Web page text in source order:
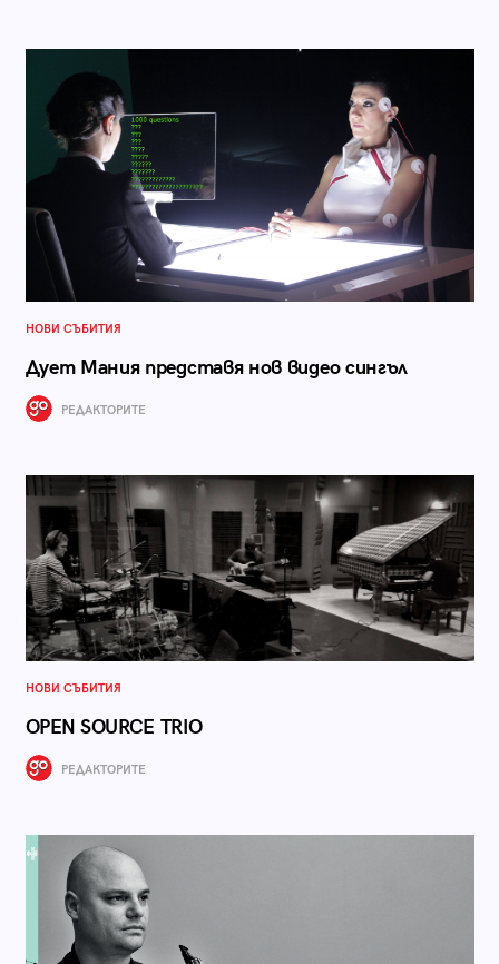
НОВИ СЪБИТИЯ
Дует Мания представя нов видео сингъл
РЕДАКТОРИТЕ
НОВИ СЪБИТИЯ
OPEN SOURCE TRIO
РЕДАКТОРИТЕ